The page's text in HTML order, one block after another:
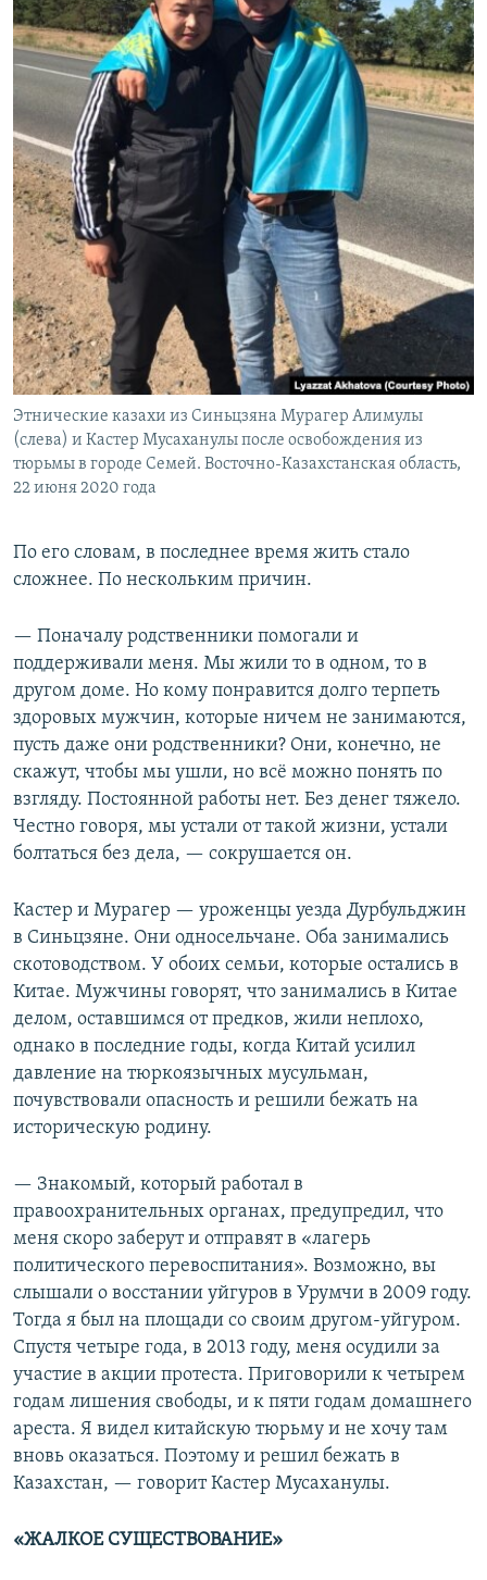
Этнические казахи из Синьцзяна Мурагер Алимулы
(слева) и Кастер Мусаханулы после освобождения из
тюрьмы в городе Семей. Восточно-Казахстанская область,
22 июня 2020 года
По его словам, в последнее время жить стало
сложнее. По нескольким причин.
— Поначалу родственники помогали и
поддерживали меня. Мы жили то в одном, то в
другом доме. Но кому понравится долго терпеть
здоровых мужчин, которые ничем не занимаются,
пусть даже они родственники? Они, конечно, не
скажут, чтобы мы ушли, но всё можно понять по
взгляду. Постоянной работы нет. Без денег тяжело.
Честно говоря, мы устали от такой жизни, устали
болтаться без дела, — сокрушается он.
Кастер и Мурагер — уроженцы уезда Дурбульджин
в Синьцзяне. Они односельчане. Оба занимались
скотоводством. У обоих семьи, которые остались в
Китае. Мужчины говорят, что занимались в Китае
делом, оставшимся от предков, жили неплохо,
однако в последние годы, когда Китай усилил
давление на тюркоязычных мусульман,
почувствовали опасность и решили бежать на
историческую родину.
— Знакомый, который работал в
правоохранительных органах, предупредил, что
меня скоро заберут и отправят в «лагерь
политического перевоспитания». Возможно, вы
слышали о восстании уйгуров в Урумчи в 2009 году.
Тогда я был на площади со своим другом-уйгуром.
Спустя четыре года, в 2013 году, меня осудили за
участие в акции протеста. Приговорили к четырем
годам лишения свободы, и к пяти годам домашнего
ареста. Я видел китайскую тюрьму и не хочу там
вновь оказаться. Поэтому и решил бежать в
Казахстан, — говорит Кастер Мусаханулы.
«ЖАЛКОЕ СУЩЕСТВОВАНИЕ»